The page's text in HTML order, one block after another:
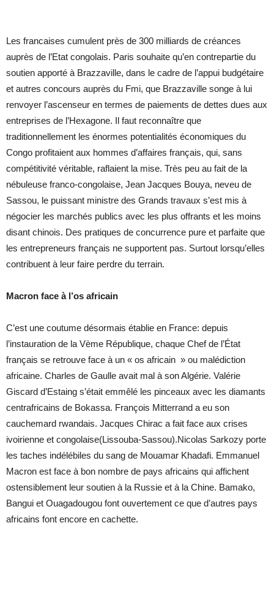
Les francaises cumulent près de 300 milliards de créances
auprès de l’Etat congolais. Paris souhaite qu’en contrepartie du
soutien apporté à Brazzaville, dans le cadre de l’appui budgétaire
et autres concours auprès du Fmi, que Brazzaville songe à lui
renvoyer l’ascenseur en termes de paiements de dettes dues aux
entreprises de l’Hexagone. Il faut reconnaître que
traditionnellement les énormes potentialités économiques du
Congo profitaient aux hommes d’affaires français, qui, sans
compétitivité véritable, raflaient la mise. Très peu au fait de la
nébuleuse franco-congolaise, Jean Jacques Bouya, neveu de
Sassou, le puissant ministre des Grands travaux s’est mis à
négocier les marchés publics avec les plus offrants et les moins
disant chinois. Des pratiques de concurrence pure et parfaite que
les entrepreneurs français ne supportent pas. Surtout lorsqu’elles
contribuent à leur faire perdre du terrain.
Macron face à l’os africain
C’est une coutume désormais établie en France: depuis
l’instauration de la Vème République, chaque Chef de l’État
français se retrouve face à un « os africain » ou malédiction
africaine. Charles de Gaulle avait mal à son Algérie. Valérie
Giscard d’Estaing s’était emmêlé les pinceaux avec les diamants
centrafricains de Bokassa. François Mitterrand a eu son
cauchemard rwandais. Jacques Chirac a fait face aux crises
ivoirienne et congolaise(Lissouba-Sassou).Nicolas Sarkozy porte
les taches indélébiles du sang de Mouamar Khadafi. Emmanuel
Macron est face à bon nombre de pays africains qui affichent
ostensiblement leur soutien à la Russie et à la Chine. Bamako,
Bangui et Ouagadougou font ouvertement ce que d’autres pays
africains font encore en cachette.